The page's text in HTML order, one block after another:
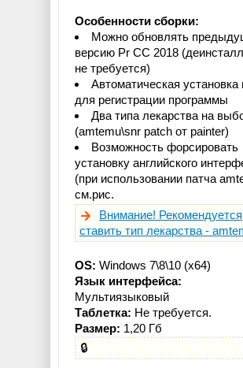
Особенности сборки:
Можно обновлять
версию Pr CC 2018
не требуется)
Автоматическая установка
для регистрации программы
Два типа лекарства на
(amtemu\snr patch от painter)
Возможность форсировать
установку английского
(при использовании патча
см.рис.
Внимание! Рекомендуется
ставить тип лекарства -
OS: Windows 7\8\10 (x64)
Язык интерфейса:
Мультиязыковый
Таблетка: Не требуется.
Размер: 1,20 Гб
🔒